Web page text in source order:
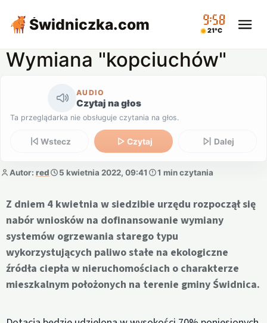
Świdniczka.com 09:58
21°C
Wymiana "kopciuchów"
AUDIO
Czytaj na głos
Ta przeglądarka nie obsługuje czytania na głos.
Wstecz Czytaj Dalej
Autor: red 5 kwietnia 2022, 09:41 1 min czytania
Z dniem 4 kwietnia w siedzibie urzędu rozpoczął się
nabór wniosków na dofinansowanie wymiany
systemów ogrzewania starego typu
wykorzystujących paliwo stałe na ekologiczne
źródła ciepła w nieruchomościach o charakterze
mieszkalnym położonych na terenie gminy Świdnica.